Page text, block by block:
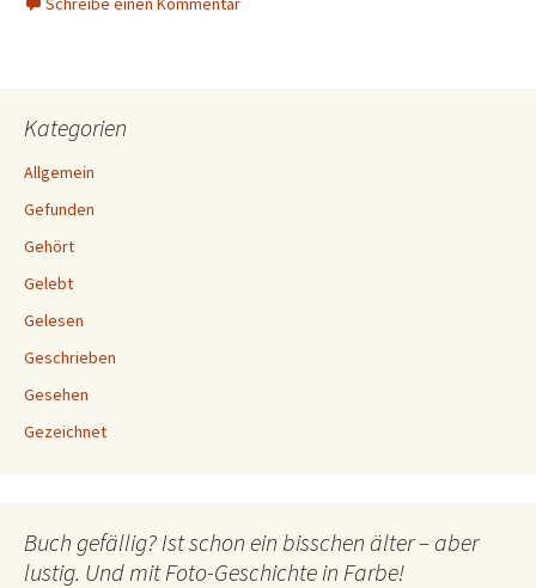
Kategorien
Allgemein
Gefunden
Gehört
Gelebt
Gelesen
Geschrieben
Gesehen
Gezeichnet
Buch gefällig? Ist schon ein bisschen älter – aber
lustig. Und mit Foto-Geschichte in Farbe!